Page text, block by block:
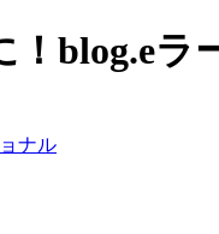
blog.eラ
ナル